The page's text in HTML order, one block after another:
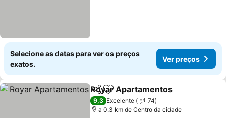
Selecione as datas para ver os preços
exatos.
Ver preços
PartilharAdicionar aos favoritos
Royar Apartamentos
9,3 Excelente
74
a 0.3 km de Centro da cidade